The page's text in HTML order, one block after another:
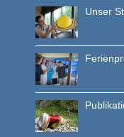
Unser